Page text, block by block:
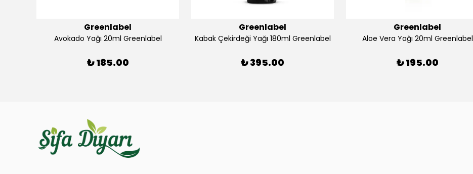
Greenlabel
Avokado Yağı 20ml Greenlabel
₺ 185.00
Greenlabel
Kabak Çekirdeği Yağı 180ml Greenlabel
₺ 395.00
Greenlabel
Aloe Vera Yağı 20ml Greenlabel
₺ 195.00